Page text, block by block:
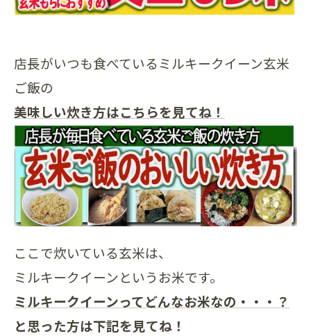
店長がいつも食べているミルキークイーン玄米
ご飯の
美味しい炊き方はこちらを見てね！
ここで炊いている玄米は、
ミルキークイーンというお米です。
ミルキークイーンってどんなお米なの・・・？
と思った方は下記を見てね！